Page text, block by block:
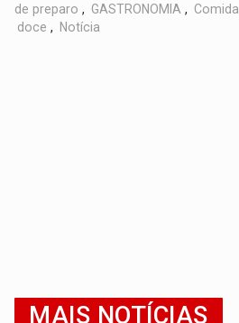
de preparo , GASTRONOMIA , Comida
doce , Notícia
MAIS NOTÍCIAS